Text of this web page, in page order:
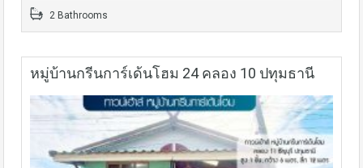
2 Bathrooms
หมู่บ้านกรีนการ์เด้นโฮม 24 คลอง 10 ปทุมธานี